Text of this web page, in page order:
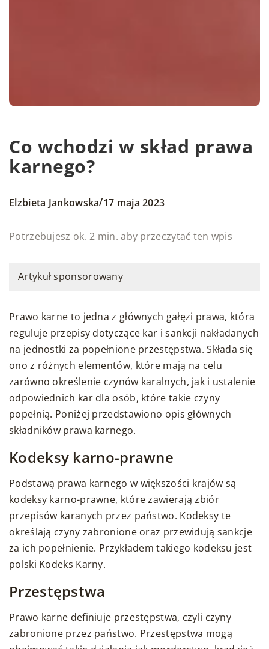
Co wchodzi w skład prawa
karnego?
Elzbieta Jankowska/17 maja 2023
Potrzebujesz ok. 2 min. aby przeczytać ten wpis
Artykuł sponsorowany
Prawo karne to jedna z głównych gałęzi prawa, która
reguluje przepisy dotyczące kar i sankcji nakładanych
na jednostki za popełnione przestępstwa. Składa się
ono z różnych elementów, które mają na celu
zarówno określenie czynów karalnych, jak i ustalenie
odpowiednich kar dla osób, które takie czyny
popełnią. Poniżej przedstawiono opis głównych
składników prawa karnego.
Kodeksy karno-prawne
Podstawą prawa karnego w większości krajów są
kodeksy karno-prawne, które zawierają zbiór
przepisów karanych przez państwo. Kodeksy te
określają czyny zabronione oraz przewidują sankcje
za ich popełnienie. Przykładem takiego kodeksu jest
polski Kodeks Karny.
Przestępstwa
Prawo karne definiuje przestępstwa, czyli czyny
zabronione przez państwo. Przestępstwa mogą